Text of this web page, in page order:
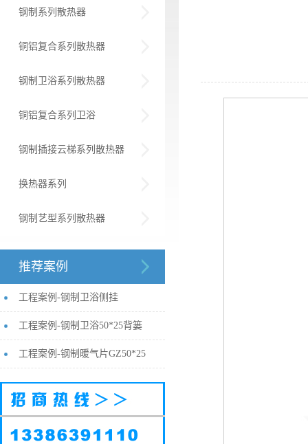
钢制系列散热器
铜铝复合系列散热器
钢制卫浴系列散热器
铜铝复合系列卫浴
钢制插接云梯系列散热器
换热器系列
钢制艺型系列散热器
推荐案例
工程案例-钢制卫浴侧挂
工程案例-钢制卫浴50*25背篓
工程案例-钢制暖气片GZ50*25